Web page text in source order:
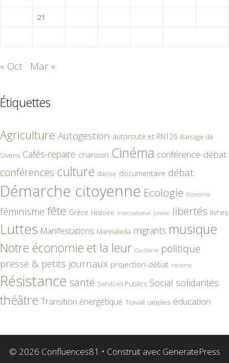
21
« Oct Mar »
Étiquettes
Agriculture Autogestion autoroute et RN126 Barrage de
Sivens Cafés-repaire chanson Cinéma conférence-débat
conférences culture danse documentaire débat
Démarche citoyenne Ecologie Economie
féminisme fête Grèce Histoire International justice libertés livres
Luttes Manifestations Marinaleda migrants musique
Notre économie et la leur Occitanie politique
presse & petits journaux projection-débat racisme
Résistance santé Services Publics Social solidarités
théâtre Transition énergétique Travail utopies éducation
© 2026 Confluences81 • Construit avec GeneratePress